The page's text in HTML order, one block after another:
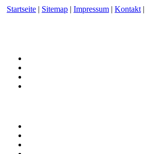
Startseite | Sitemap | Impressum | Kontakt |